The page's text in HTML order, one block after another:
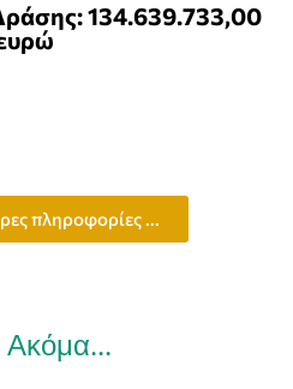
134.639.733,00
πληροφορίες ...
Ακόμα...